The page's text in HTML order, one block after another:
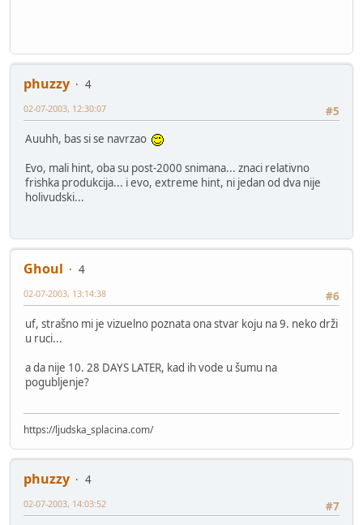
phuzzy
4
#5
02-07-2003, 12:30:07
Auuhh, bas si se navrzao
Evo, mali hint, oba su post-2000 snimana... znaci relativno
frishka produkcija... i evo, extreme hint, ni jedan od dva nije
holivudski...
Ghoul
4
#6
02-07-2003, 13:14:38
uf, strašno mi je vizuelno poznata ona stvar koju na 9. neko drži
u ruci...
a da nije 10. 28 DAYS LATER, kad ih vode u šumu na
pogubljenje?
https://ljudska_splacina.com/
phuzzy
4
#7
02-07-2003, 14:03:52